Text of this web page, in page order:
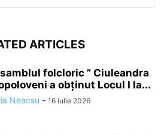
ARTICLES
folcloric ” Ciuleandra
a obținut Locul I la...
Neacsu - 16 iulie 2026